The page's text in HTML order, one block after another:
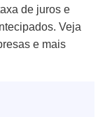
de juros e
Veja
e mais